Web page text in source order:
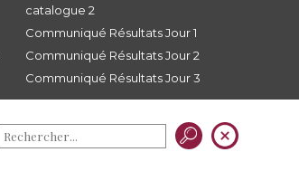
catalogue 2
Communiqué Résultats Jour 1
Communiqué Résultats Jour 2
Communiqué Résultats Jour 3